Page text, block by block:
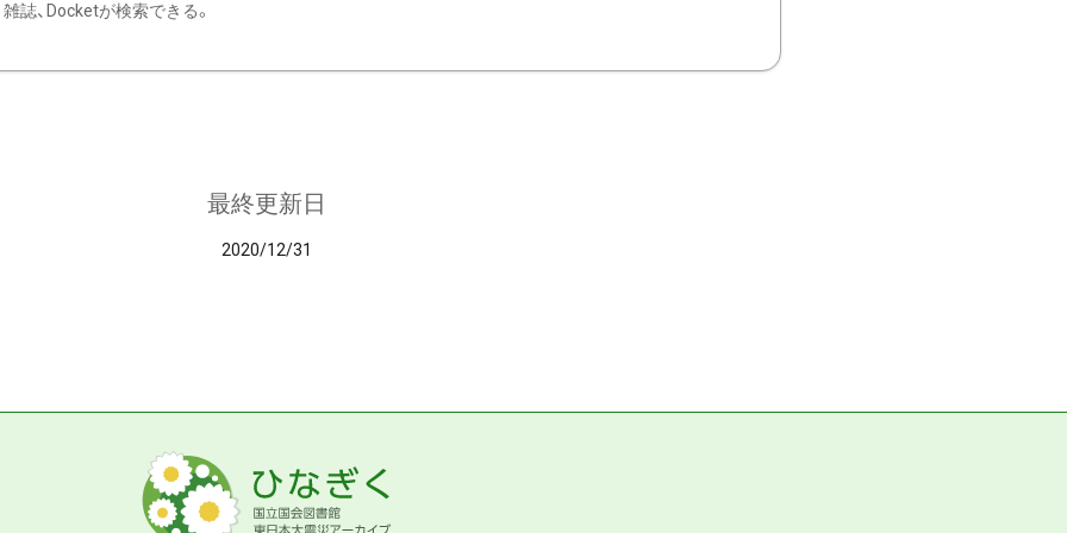
雑誌、Docketが検索できる。
最終更新日
2020/12/31